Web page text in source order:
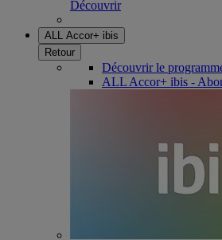
Découvrir
ALL Accor+ ibis
Retour
Découvrir le
ALL Accor+ ibis -